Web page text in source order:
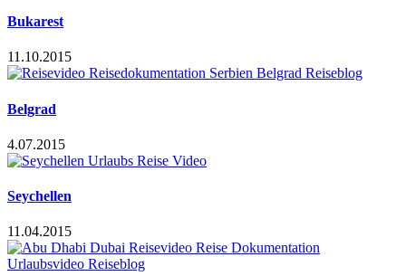
Bukarest
11.10.2015
Belgrad
4.07.2015
Seychellen
11.04.2015